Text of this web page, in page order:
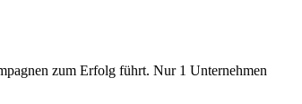
zum Erfolg führt. Nur 1 Unternehmen